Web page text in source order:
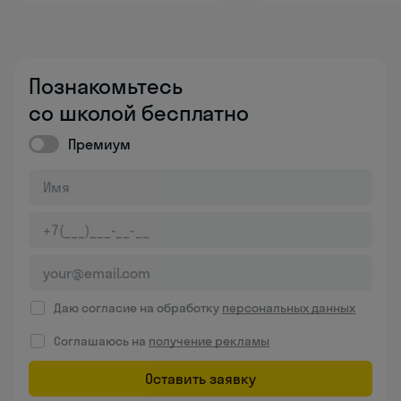
Познакомьтесь
со школой бесплатно
Премиум
Даю согласие на обработку персональных данных
Соглашаюсь на получение рекламы
Оставить заявку